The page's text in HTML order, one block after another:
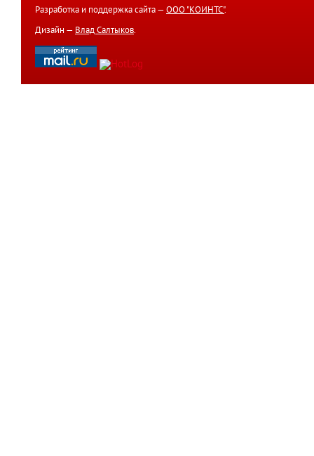
Разработка и поддержка сайта — ООО "КОИНТС".
Дизайн — Влад Салтыков.